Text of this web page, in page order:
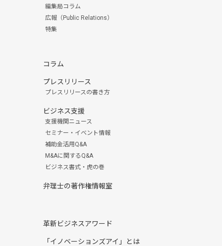
編集局コラム
広報（Public Relations）
特集
コラム
プレスリリース
プレスリリースの書き方
ビジネス支援
支援機関ニュース
セミナー・イベント情報
補助金活用Q&A
M&Aに関するQ&A
ビジネス書式・虎の巻
弁理士の著作権情報室
革新ビジネスアワード
「イノベーションズアイ」とは